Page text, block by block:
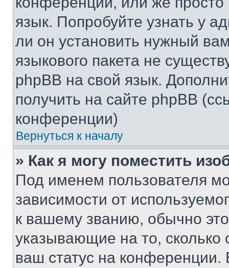
язык. Попробуйте узнать у
ли он установить нужный
языкового пакета не
phpBB на свой язык.
получить на сайте phpBB
конференции)
Вернуться к началу
» Как я могу поместить
Под именем пользователя
зависимости от
к вашему званию, обычно это
указывающие на то,
ваш статус на